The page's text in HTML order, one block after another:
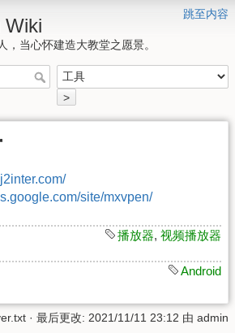
跳至内容
Wiki
，当心怀建造大教堂之愿景。
>
site/mxvpen/
播放器, 视频播放器
Android
· 最后更改: 2021/11/11 23:12 由 admin